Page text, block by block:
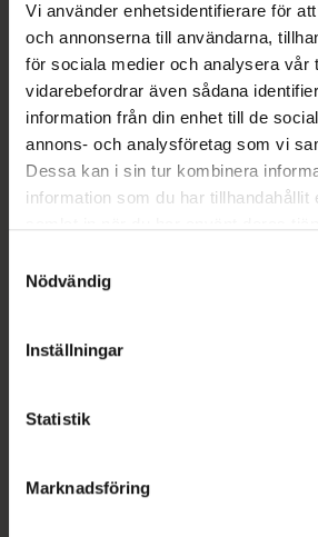
Vi använder enhetsidentifierare för
och annonserna till användarna,
för sociala medier och analysera vår
vidarebefordrar även sådana
information från din enhet till de
annons- och analysföretag som vi
Dessa kan i sin tur kombinera
information som du har tillhandahållit
återkalla ditt samtycke via
cookieinställningar. Ett återkallat
lagligheten av behandling som skett
Nödvändig
Inställningar
Statistik
Marknadsföring
Aktuella erbjudanden
Beskrivning
EAN:05712923027259
Kronans Apotek finns här för dig. Du
syd till Lappland i norr, och online i
hjälpa just dig att må lite bättre.
Kundservice